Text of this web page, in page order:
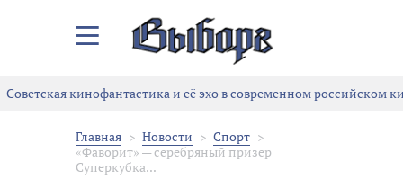
Закрыть/
меню
Советская кинофантастика и её эхо в современном российском
Главная Новости
Спорт
«Фаворит» — серебряный призёр
Суперкубка...